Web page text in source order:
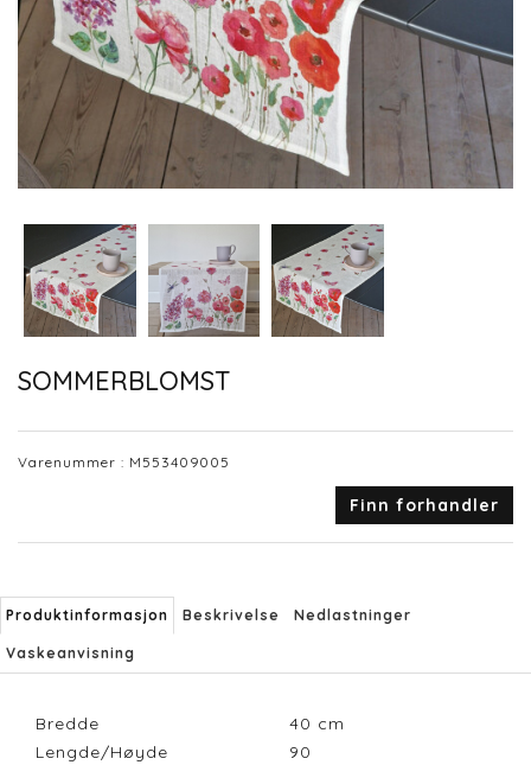
SOMMERBLOMST
Varenummer : M553409005
Finn forhandler
Produktinformasjon Beskrivelse Nedlastninger
Vaskeanvisning
Bredde 40 cm
Lengde/Høyde
90